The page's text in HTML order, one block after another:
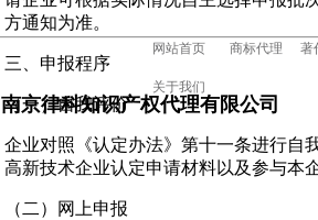
方通知为准。
三、申报程序
（一）自我评价
企业对照《认定办法》第十一条进行自
高新技术企业认定申请材料以及参与本
（二）网上申报
网站首页 商标代理 著
关于我们
南京律科知识产权代理有限公司